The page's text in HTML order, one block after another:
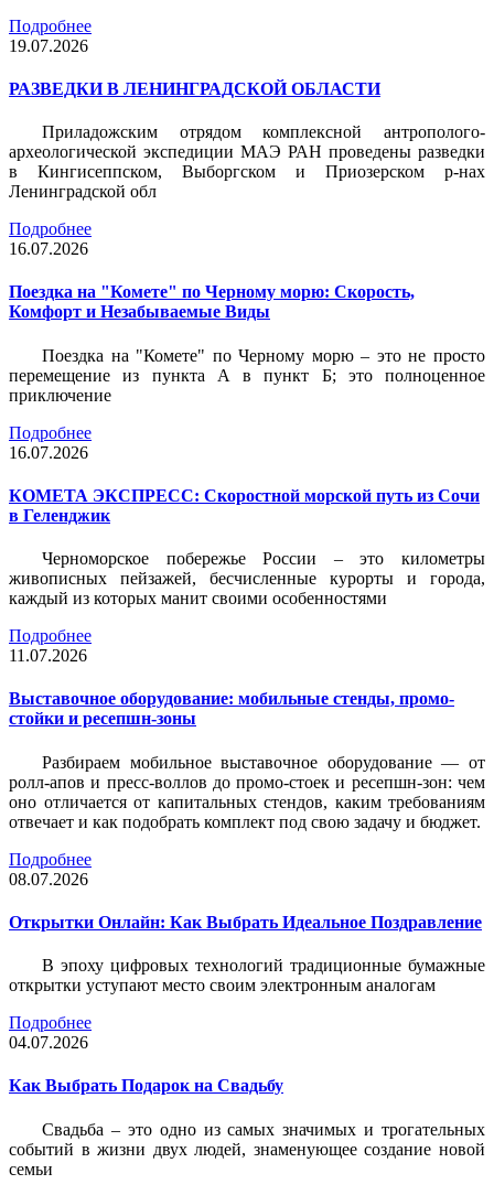
Подробнее
19.07.2026
РАЗВЕДКИ В ЛЕНИНГРАДСКОЙ ОБЛАСТИ
Приладожским отрядом комплексной антрополого-
археологической экспедиции МАЭ РАН проведены разведки
в Кингисеппском, Выборгском и Приозерском р-нах
Ленинградской обл
Подробнее
16.07.2026
Поездка на "Комете" по Черному морю: Скорость,
Комфорт и Незабываемые Виды
Поездка на "Комете" по Черному морю – это не просто
перемещение из пункта А в пункт Б; это полноценное
приключение
Подробнее
16.07.2026
КОМЕТА ЭКСПРЕСС: Скоростной морской путь из Сочи
в Геленджик
Черноморское побережье России – это километры
живописных пейзажей, бесчисленные курорты и города,
каждый из которых манит своими особенностями
Подробнее
11.07.2026
Выставочное оборудование: мобильные стенды, промо-
стойки и ресепшн-зоны
Разбираем мобильное выставочное оборудование — от
ролл-апов и пресс-воллов до промо-стоек и ресепшн-зон: чем
оно отличается от капитальных стендов, каким требованиям
отвечает и как подобрать комплект под свою задачу и бюджет.
Подробнее
08.07.2026
Открытки Онлайн: Как Выбрать Идеальное Поздравление
В эпоху цифровых технологий традиционные бумажные
открытки уступают место своим электронным аналогам
Подробнее
04.07.2026
Как Выбрать Подарок на Свадьбу
Свадьба – это одно из самых значимых и трогательных
событий в жизни двух людей, знаменующее создание новой
семьи